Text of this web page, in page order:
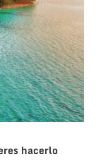
hacerlo